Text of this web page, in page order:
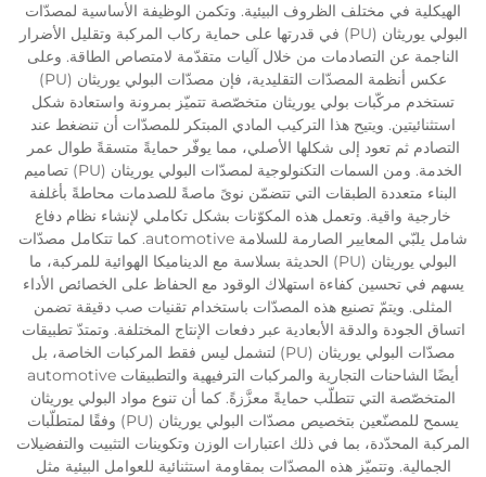
الهيكلية في مختلف الظروف البيئية. وتكمن الوظيفة الأساسية لمصدّات
البولي يوريثان (PU) في قدرتها على حماية ركاب المركبة وتقليل الأضرار
الناجمة عن التصادمات من خلال آليات متقدّمة لامتصاص الطاقة. وعلى
عكس أنظمة المصدّات التقليدية، فإن مصدّات البولي يوريثان (PU)
تستخدم مركّبات بولي يوريثان متخصّصة تتميّز بمرونة واستعادة شكل
استثنائيتين. ويتيح هذا التركيب المادي المبتكر للمصدّات أن تنضغط عند
التصادم ثم تعود إلى شكلها الأصلي، مما يوفّر حمايةً متسقةً طوال عمر
الخدمة. ومن السمات التكنولوجية لمصدّات البولي يوريثان (PU) تصاميم
البناء متعددة الطبقات التي تتضمّن نوىً ماصةً للصدمات محاطةً بأغلفة
خارجية واقية. وتعمل هذه المكوّنات بشكل تكاملي لإنشاء نظام دفاع
شامل يلبّي المعايير الصارمة للسلامة automotive. كما تتكامل مصدّات
البولي يوريثان (PU) الحديثة بسلاسة مع الديناميكا الهوائية للمركبة، ما
يسهم في تحسين كفاءة استهلاك الوقود مع الحفاظ على الخصائص الأداء
المثلى. ويتمّ تصنيع هذه المصدّات باستخدام تقنيات صب دقيقة تضمن
اتساق الجودة والدقة الأبعادية عبر دفعات الإنتاج المختلفة. وتمتدّ تطبيقات
مصدّات البولي يوريثان (PU) لتشمل ليس فقط المركبات الخاصة، بل
أيضًا الشاحنات التجارية والمركبات الترفيهية والتطبيقات automotive
المتخصّصة التي تتطلّب حمايةً معزَّزةً. كما أن تنوع مواد البولي يوريثان
يسمح للمصنّعين بتخصيص مصدّات البولي يوريثان (PU) وفقًا لمتطلّبات
المركبة المحدّدة، بما في ذلك اعتبارات الوزن وتكوينات التثبيت والتفضيلات
الجمالية. وتتميّز هذه المصدّات بمقاومة استثنائية للعوامل البيئية مثل